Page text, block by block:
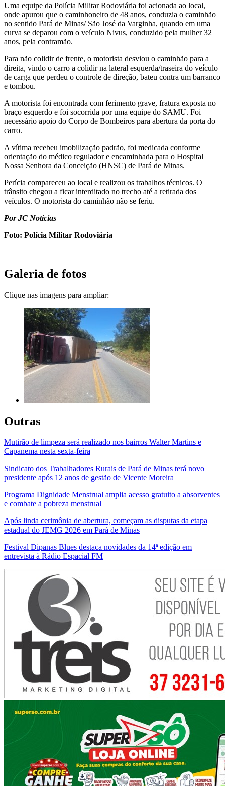
Uma equipe da Polícia Militar Rodoviária foi acionada ao local,
onde apurou que o caminhoneiro de 48 anos, conduzia o caminhão
no sentido Pará de Minas/ São José da Varginha, quando em uma
curva se deparou com o veículo Nivus, conduzido pela mulher 32
anos, pela contramão.
Para não colidir de frente, o motorista desviou o caminhão para a
direita, vindo o carro a colidir na lateral esquerda/traseira do veículo
de carga que perdeu o controle de direção, bateu contra um barranco
e tombou.
A motorista foi encontrada com ferimento grave, fratura exposta no
braço esquerdo e foi socorrida por uma equipe do SAMU. Foi
necessário apoio do Corpo de Bombeiros para abertura da porta do
carro.
A vítima recebeu imobilização padrão, foi medicada conforme
orientação do médico regulador e encaminhada para o Hospital
Nossa Senhora da Conceição (HNSC) de Pará de Minas.
Perícia compareceu ao local e realizou os trabalhos técnicos. O
trânsito chegou a ficar interditado no trecho até a retirada dos
veículos. O motorista do caminhão não se feriu.
Por JC Notícias
Foto: Polícia Militar Rodoviária
Galeria de fotos
Clique nas imagens para ampliar:
Outras
Mutirão de limpeza será realizado nos bairros Walter Martins e
Capanema nesta sexta-feira
Sindicato dos Trabalhadores Rurais de Pará de Minas terá novo
presidente após 12 anos de gestão de Vicente Moreira
Programa Dignidade Menstrual amplia acesso gratuito a absorventes
e combate a pobreza menstrual
Após linda cerimônia de abertura, começam as disputas da etapa
estadual do JEMG 2026 em Pará de Minas
Festival Dipanas Blues destaca novidades da 14ª edição em
entrevista à Rádio Espacial FM